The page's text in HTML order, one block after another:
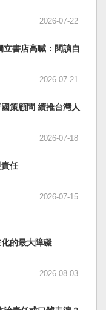
在祖國的迷惘與
成台灣集體命運
灣自己的條件，
台灣是小而
海域，一個閃亮
鑄為繼承之國碑
殘餘中國做歷
的人們應共同
的新國家，開啟
。國軍與日本
、運輸、工程與
政府負責整體應
制、秩序維護
度，需要的是整
，值得台灣參
是思考如何建
防災的目的，
，更是在災害發
從撤離命令，
時，公共制度
2026-07-22
立書店高喊：閱讀自
2026-07-21
策顧問 續推台灣人
2026-07-18
任
2026-07-15
的最大障礙
2026-08-03